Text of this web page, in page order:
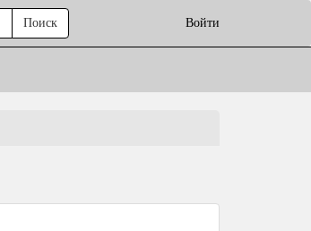
Войти
Поиск